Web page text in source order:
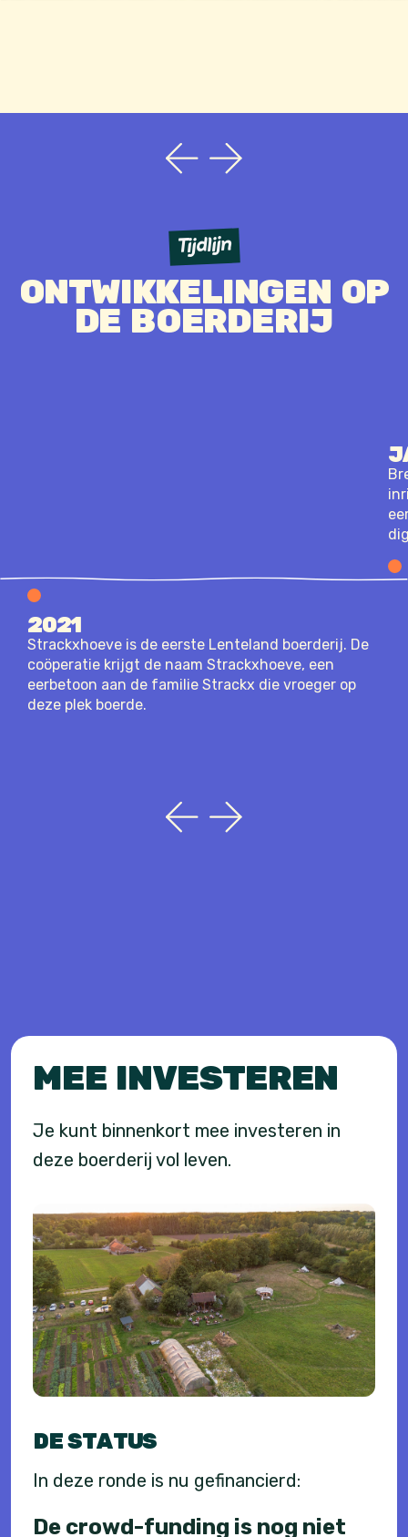
Tijdlijn
ONTWIKKELINGEN OP
DE BOERDERIJ
2021
Strackxhoeve is de eerste Lenteland boerderij. De
coöperatie krijgt de naam Strackxhoeve, een
eerbetoon aan de familie Strackx die vroeger op
deze plek boerde.
MEE INVESTEREN
Je kunt binnenkort mee investeren in
deze boerderij vol leven.
DE STATUS
In deze ronde is nu gefinancierd:
De crowd-funding is nog niet